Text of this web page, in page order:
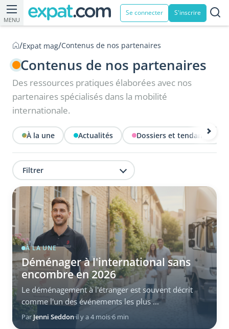
MENU
Se connecter S'inscrire
/Expat mag/Contenus de nos partenaires
Contenus de nos partenaires
Des ressources pratiques élaborées avec nos
partenaires spécialisés dans la mobilité
internationale.
À la une Actualités Dossiers et tendances
Filtrer
À LA UNE
Déménager à l'international sans
encombre en 2026
Le déménagement à l'étranger est souvent décrit
comme l'un des événements les plus ...
Par Jenni Seddon·il y a 4 mois·6 min